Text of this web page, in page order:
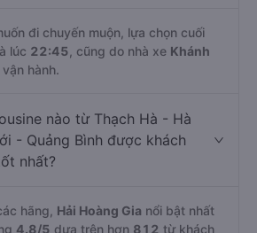
đi chuyến muộn, lựa chọn cuối
lúc 22:45 , cũng do nhà xe Khánh
vận hành.
nào từ Thạch Hà - Hà
- Quảng Bình được khách
nhất?
hãng, Hải Hoàng Gia nổi bật nhất
4.8/5 dựa trên hơn 812 từ khách